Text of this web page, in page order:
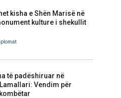
kisha e Shën Marisë në
kulture i shekullit
të padëshiruar në
Vendim për